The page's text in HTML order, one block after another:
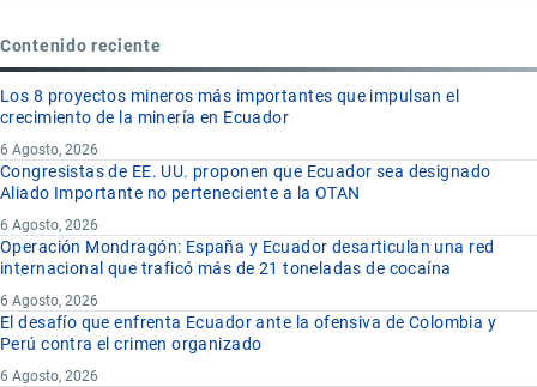
Contenido reciente
Los 8 proyectos mineros más importantes que impulsan el
crecimiento de la minería en Ecuador
6 Agosto, 2026
Congresistas de EE. UU. proponen que Ecuador sea designado
Aliado Importante no perteneciente a la OTAN
6 Agosto, 2026
Operación Mondragón: España y Ecuador desarticulan una red
internacional que traficó más de 21 toneladas de cocaína
6 Agosto, 2026
El desafío que enfrenta Ecuador ante la ofensiva de Colombia y
Perú contra el crimen organizado
6 Agosto, 2026